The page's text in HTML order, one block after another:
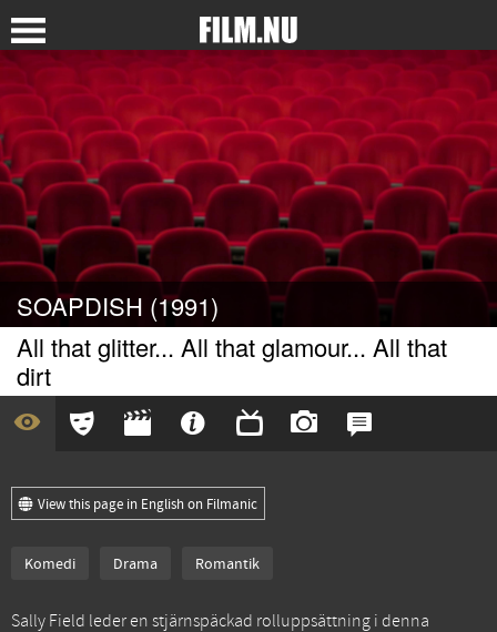
SOAPDISH (1991)
All that glitter... All that glamour... All that
dirt
View this page in English on Filmanic
Komedi Drama Romantik
Sally Field leder en stjärnspäckad rolluppsättning i denna